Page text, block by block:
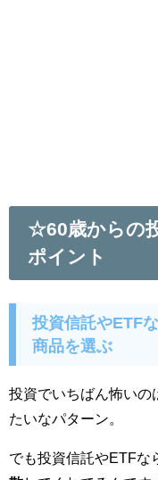
☆60歳からの
ポイント
投資信託やETF
商品を選ぶ
投資でいちばん怖いの
たいなパターン。
でも投資信託やETFな